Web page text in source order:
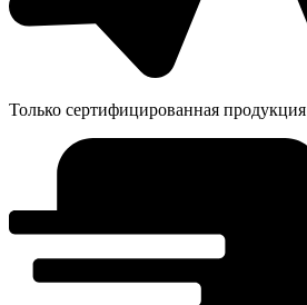
Только сертифицированная продукция